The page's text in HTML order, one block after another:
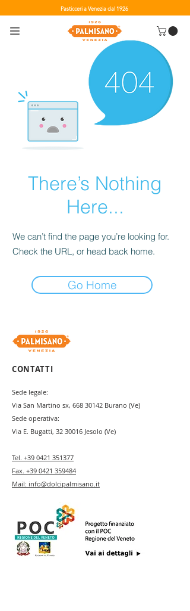
Pasticceri a Venezia dal 1926
There’s Nothing
Here...
We can’t find the page you’re looking for.
Check the URL, or head back home.
Go Home
CONTATTI
Sede legale:
Via San Martino sx, 668 30142 Burano (Ve)
Sede operativa:
Via E. Bugatti, 32 30016 Jesolo (Ve)
Tel. +39 0421 351377
Fax. +39 0421 359484
Mail: info@dolcipalmisano.it